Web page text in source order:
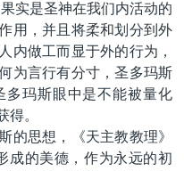
实是圣神在我们内活动的
用 ，并且将柔和划分到外
内做工而显于外的行为 ，
为言行有分寸，圣多玛斯
多玛斯眼中是不能被量化
得。
的思想，《天主教教理》
成的美德，作为永远的初